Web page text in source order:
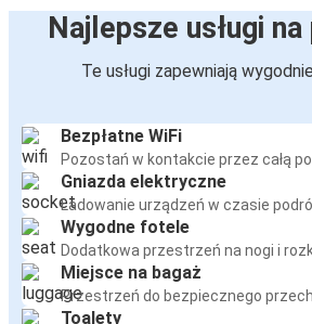
Najlepsze usługi na
Te usługi zapewniają
Bezpłatne WiFi
Pozostań w kontakcie przez całą
Gniazda elektryczne
Ładowanie urządzeń w czasie
Wygodne fotele
Dodatkowa przestrzeń na nogi i
Miejsce na bagaż
Przestrzeń do bezpiecznego
Toalety